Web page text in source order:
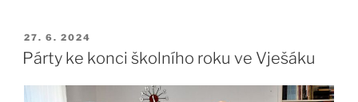
PUBLIKOVÁNO
27. 6. 2024
Párty ke konci školního roku ve Vješáku